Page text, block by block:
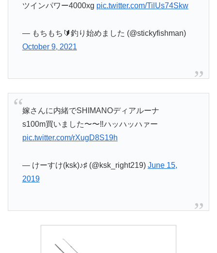
ツインパワー4000xg pic.twitter.com/TilUs74Skw
— もちもち🔰釣り始めました (@stickyfishman)
October 9, 2021
嫁さんに内緒でSHIMANOディアルーナ
s100m買いました〜〜‼️ハッハッハァー
pic.twitter.com/rXugD8S19h
— けーすけ(ksk)♪♯ (@ksk_right219) June 15,
2019